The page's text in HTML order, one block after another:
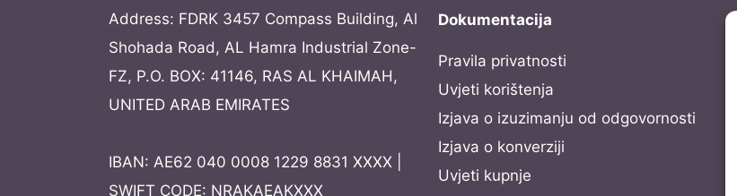
Address: FDRK 3457 Compass Building, Al
Shohada Road, AL Hamra Industrial Zone-
FZ, P.O. BOX: 41146, RAS AL KHAIMAH,
UNITED ARAB EMIRATES
IBAN: AE62 040 0008 1229 8831 XXXX |
SWIFT CODE: NRAKAEAKXXX
Dokumentacija
Pravila privatnosti
Uvjeti korištenja
Izjava o izuzimanju od odgovornosti
Izjava o konverziji
Uvjeti kupnje